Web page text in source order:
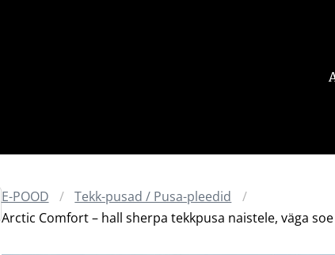
E-POOD
Tekk-pusad / Pusa-pleedid
Arctic Comfort – hall sherpa tekkpusa naistele, väga